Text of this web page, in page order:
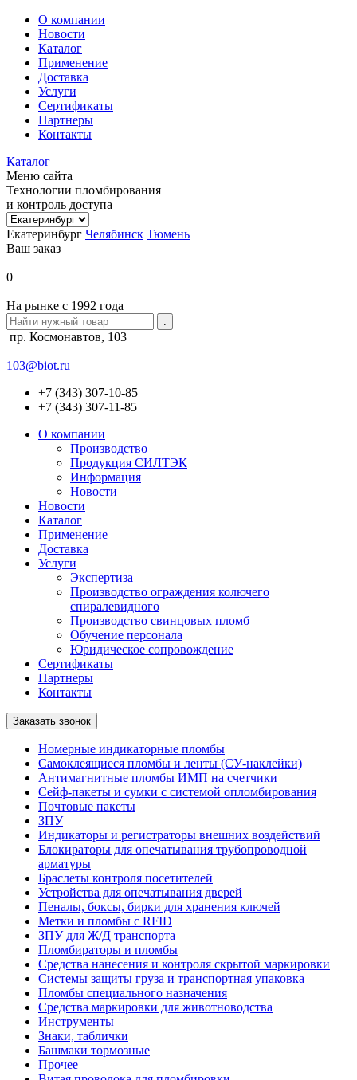
О компании
Новости
Каталог
Применение
Доставка
Услуги
Сертификаты
Партнеры
Контакты
Каталог
Меню сайта
Технологии пломбирования
и контроль доступа
Екатеринбург Челябинск Тюмень
Ваш заказ
0
На рынке с 1992 года
пр. Космонавтов, 103
103@biot.ru
+7 (343) 307-10-85
+7 (343) 307-11-85
О компании
Производство
Продукция СИЛТЭК
Информация
Новости
Новости
Каталог
Применение
Доставка
Услуги
Экспертиза
Производство ограждения колючего
спиралевидного
Производство свинцовых пломб
Обучение персонала
Юридическое сопровождение
Сертификаты
Партнеры
Контакты
Номерные индикаторные пломбы
Самоклеящиеся пломбы и ленты (СУ-наклейки)
Антимагнитные пломбы ИМП на счетчики
Сейф-пакеты и сумки с системой опломбирования
Почтовые пакеты
ЗПУ
Индикаторы и регистраторы внешних воздействий
Блокираторы для опечатывания трубопроводной
арматуры
Браслеты контроля посетителей
Устройства для опечатывания дверей
Пеналы, боксы, бирки для хранения ключей
Метки и пломбы с RFID
ЗПУ для Ж/Д транспорта
Пломбираторы и пломбы
Средства нанесения и контроля скрытой маркировки
Системы защиты груза и транспортная упаковка
Пломбы специального назначения
Средства маркировки для животноводства
Инструменты
Знаки, таблички
Башмаки тормозные
Прочее